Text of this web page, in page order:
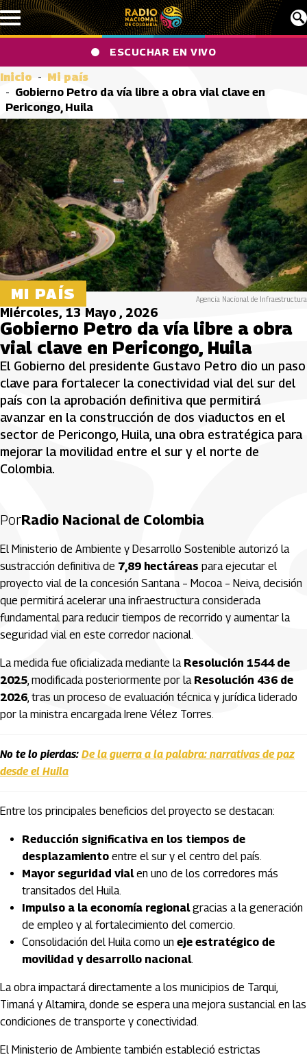
Pasar al contenido principal
ESCUCHAR EN VIVO
Inicio
Mi país
Gobierno Petro da vía libre a obra vial clave en
Pericongo, Huila
MI PAÍS Agencia Nacional de Infraestructura
Miércoles, 13 Mayo , 2026
Gobierno Petro da vía libre a obra
vial clave en Pericongo, Huila
El Gobierno del presidente Gustavo Petro dio un paso
clave para fortalecer la conectividad vial del sur del
país con la aprobación definitiva que permitirá
avanzar en la construcción de dos viaductos en el
sector de Pericongo, Huila, una obra estratégica para
mejorar la movilidad entre el sur y el norte de
Colombia.
PorRadio Nacional de Colombia
El Ministerio de Ambiente y Desarrollo Sostenible autorizó la
sustracción definitiva de 7,89 hectáreas para ejecutar el
proyecto vial de la concesión Santana – Mocoa – Neiva, decisión
que permitirá acelerar una infraestructura considerada
fundamental para reducir tiempos de recorrido y aumentar la
seguridad vial en este corredor nacional.
La medida fue oficializada mediante la Resolución 1544 de
2025, modificada posteriormente por la Resolución 436 de
2026, tras un proceso de evaluación técnica y jurídica liderado
por la ministra encargada Irene Vélez Torres.
No te lo pierdas: De la guerra a la palabra: narrativas de paz
desde el Huila
Entre los principales beneficios del proyecto se destacan:
Reducción significativa en los tiempos de
desplazamiento entre el sur y el centro del país.
Mayor seguridad vialen uno de los corredores más
transitados del Huila.
Impulso a la economía regionalgracias a la generación
de empleo y al fortalecimiento del comercio.
Consolidación del Huila como un eje estratégico de
movilidad y desarrollo nacional.
La obra impactará directamente a los municipios de Tarqui,
Timanáy Altamira, donde se espera una mejora sustancial en las
condiciones de transporte y conectividad.
El Ministerio de Ambiente también estableció estrictas